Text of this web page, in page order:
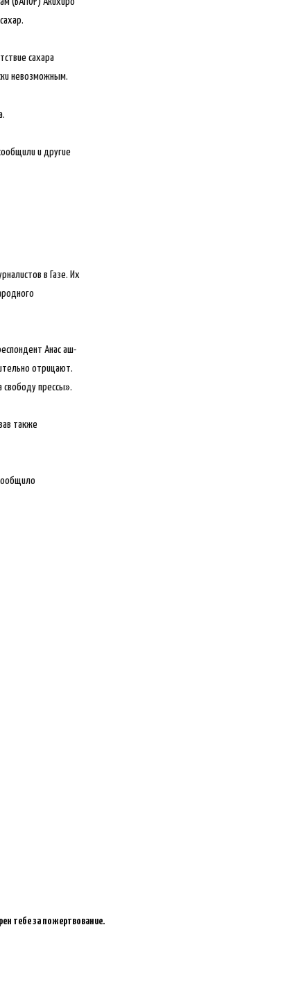
сахара
невозможным.
и другие
в Газе. Их
Анас аш-
отрицают.
прессы».
также
тебе за пожертвование.